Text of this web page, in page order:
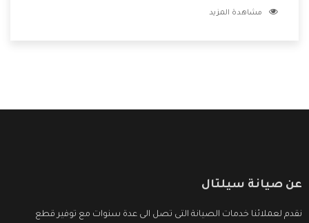
وتقدم للعملاء أقوى العروض والخصومات التى تسهل على
مشاهدة المزيد
عن صيانة سيلتال
نقدم لعملائنا خدمات الصيانة التى تصل الى عدة سنوات مع توفير قطع